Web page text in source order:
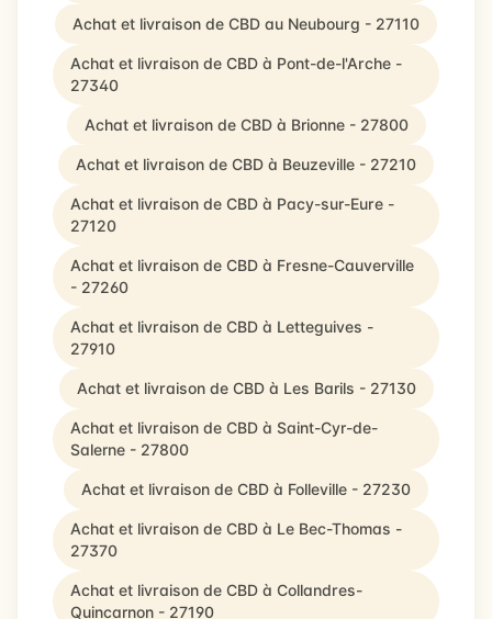
Achat et livraison de CBD au Neubourg - 27110
Achat et livraison de CBD à Pont-de-l'Arche -
27340
Achat et livraison de CBD à Brionne - 27800
Achat et livraison de CBD à Beuzeville - 27210
Achat et livraison de CBD à Pacy-sur-Eure -
27120
Achat et livraison de CBD à Fresne-Cauverville
- 27260
Achat et livraison de CBD à Letteguives -
27910
Achat et livraison de CBD à Les Barils - 27130
Achat et livraison de CBD à Saint-Cyr-de-
Salerne - 27800
Achat et livraison de CBD à Folleville - 27230
Achat et livraison de CBD à Le Bec-Thomas -
27370
Achat et livraison de CBD à Collandres-
Quincarnon - 27190